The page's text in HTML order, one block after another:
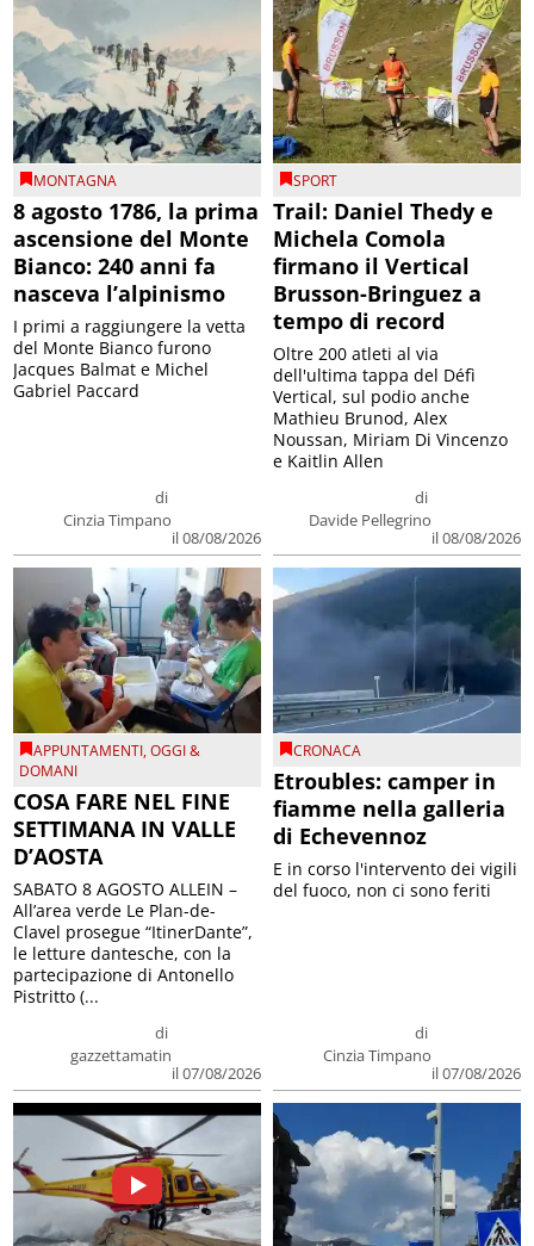
MONTAGNA
8 agosto 1786, la prima
ascensione del Monte
Bianco: 240 anni fa
nasceva l’alpinismo
di
Cinzia Timpano
il 08/08/2026
I primi a raggiungere la vetta
del Monte Bianco furono
Jacques Balmat e Michel
Gabriel Paccard
SPORT
Trail: Daniel Thedy e
Michela Comola
firmano il Vertical
Brusson-Bringuez a
tempo di record
di
Davide Pellegrino
il 08/08/2026
Oltre 200 atleti al via
dell'ultima tappa del Défì
Vertical, sul podio anche
Mathieu Brunod, Alex
Noussan, Miriam Di Vincenzo
e Kaitlin Allen
APPUNTAMENTI,OGGI &
DOMANI
COSA FARE NEL FINE
SETTIMANA IN VALLE
D’AOSTA
di
gazzettamatin
il 07/08/2026
SABATO 8 AGOSTO ALLEIN –
All’area verde Le Plan-de-
Clavel prosegue “ItinerDante”,
le letture dantesche, con la
partecipazione di Antonello
Pistritto (...
CRONACA
Etroubles: camper in
fiamme nella galleria
di Echevennoz
di
Cinzia Timpano
il 07/08/2026
E in corso l'intervento dei vigili
del fuoco, non ci sono feriti